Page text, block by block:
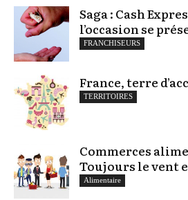
Saga : Cash
l’occasion se
FRANCHISEURS
France, terre
TERRITOIRES
Commerces
Toujours le vent
Alimentaire